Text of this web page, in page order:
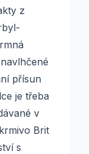
z
přísun
je třeba
v
Brit
s